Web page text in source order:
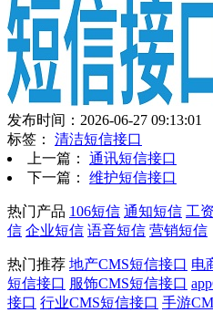
发布时间：2026-06-27 09:13:01
标签： 清洁短信接口
上一篇： 通讯短信接口
下一篇： 维护短信接口
热门产品 106短信 通知短信 工
信 企业短信 语音短信 营销短信
热门推荐 地产CMS短信接口 电
短信接口 服饰CMS短信接口
接口 行业CMS短信接口 手游